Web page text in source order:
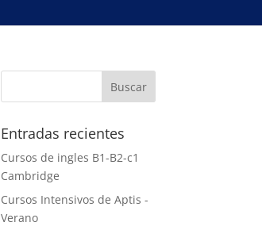
Entradas recientes
Cursos de ingles B1-B2-c1
Cambridge
Cursos Intensivos de Aptis -
Verano